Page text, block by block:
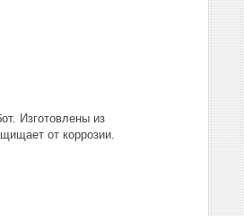
Изготовлены из
от коррозии.